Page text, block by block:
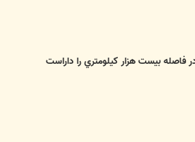
فاصله بيست هزار كيلومتري را داراست